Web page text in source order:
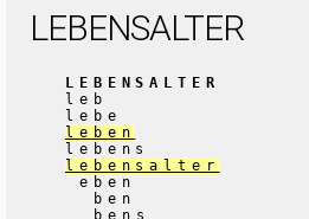
LEBENSALTER
LEBENSALTER
leb
lebe
leben
lebens
lebensalter
eben
ben
bens